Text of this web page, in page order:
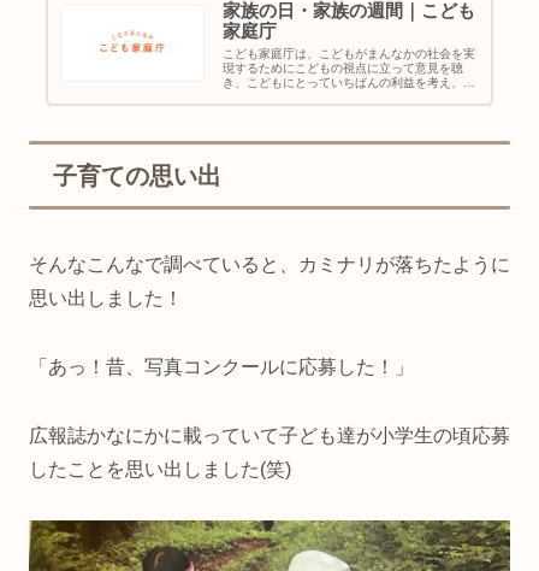
家族の日・家族の週間｜こども
家庭庁
こども家庭庁は、こどもがまんなかの社会を実
現するためにこどもの視点に立って意見を聴
き、こどもにとっていちばんの利益を考え、こ
子育ての思い出
そんなこんなで調べていると、カミナリが落ちたように
思い出しました！
「あっ！昔、写真コンクールに応募した！」
広報誌かなにかに載っていて子ども達が小学生の頃応募
したことを思い出しました(笑)